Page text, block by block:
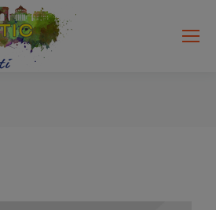
Search: